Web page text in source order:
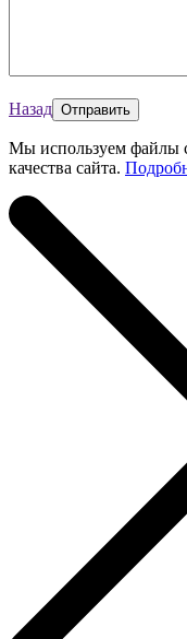
Назад
Мы используем файлы
качества сайта.